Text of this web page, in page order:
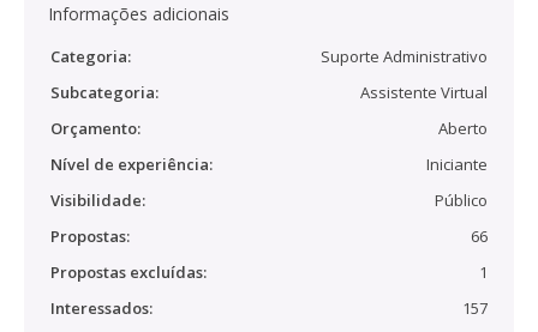
Informações adicionais
Categoria:
Suporte Administrativo
Subcategoria:
Assistente Virtual
Orçamento:
Aberto
Nível de experiência:
Iniciante
Visibilidade:
Público
Propostas:
66
Propostas excluídas:
1
Interessados:
157